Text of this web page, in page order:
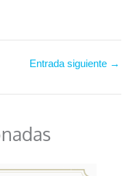
Entrada siguiente →